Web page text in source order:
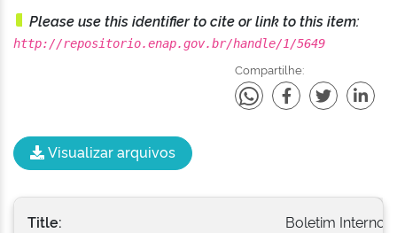
Please use this identifier to cite or link to this item:
http://repositorio.enap.gov.br/handle/1/5649
Compartilhe:
Visualizar arquivos
Title: Boletim Interno